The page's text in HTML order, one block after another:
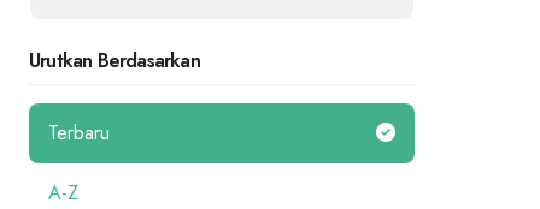
Urutkan Berdasarkan
Terbaru
A-Z